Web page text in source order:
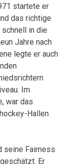
startete er
das richtige
in die
Jahre nach
legte er auch
Im
war das
Hallen
seine Fairness
Er